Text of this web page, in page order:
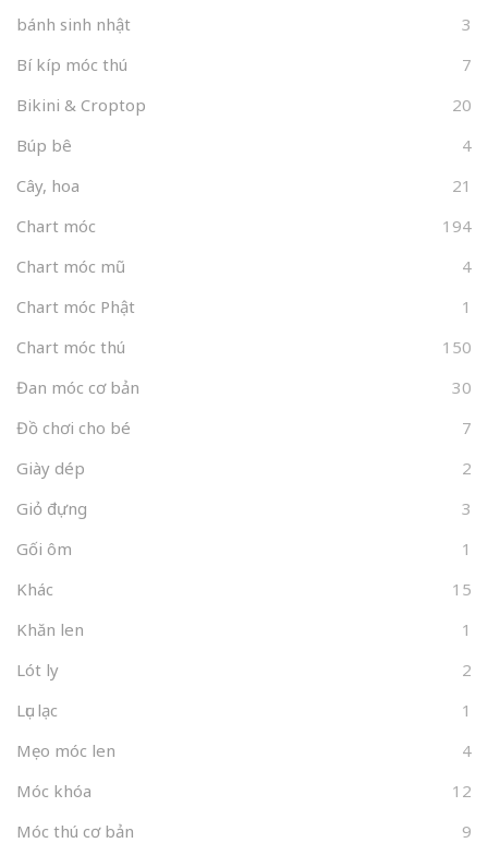
bánh sinh nhật
3
Bí kíp móc thú
7
Bikini & Croptop
20
Búp bê
4
Cây, hoa
21
Chart móc
194
Chart móc mũ
4
Chart móc Phật
1
Chart móc thú
150
Đan móc cơ bản
30
Đồ chơi cho bé
7
Giày dép
2
Giỏ đựng
3
Gối ôm
1
Khác
15
Khăn len
1
Lót ly
2
Lục lạc
1
Mẹo móc len
4
Móc khóa
12
Móc thú cơ bản
9